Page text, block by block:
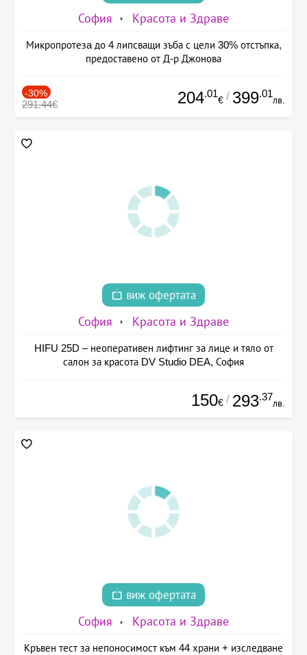
София Красота и Здраве
Микропротезa до 4 липсващи зъба с цели 30% отстъпка,
предоставено от Д-р Джонова
-30%
291.44€ 204.01
€ / 399.01
лв.
виж офертата
София Красота и Здраве
HIFU 25D – неоперативен лифтинг за лице и тяло от
салон за красота DV Studio DEA, София
150€ / 293.37
лв.
виж офертата
София Красота и Здраве
Кръвен тест за непоносимост към 44 храни + изследване